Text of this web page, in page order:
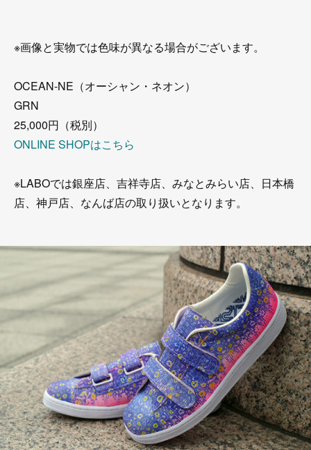
※画像と実物では色味が異なる場合がございます。
OCEAN-NE（オーシャン・ネオン）
GRN
25,000円（税別）
ONLINE SHOPはこちら
※LABOでは銀座店、吉祥寺店、みなとみらい店、日本橋
店、神戸店、なんば店の取り扱いとなります。